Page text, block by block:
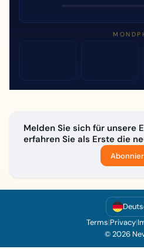
Melden Sie sich für unsere
erfahren Sie als Erste die
Terms|Privacy|
© 2026